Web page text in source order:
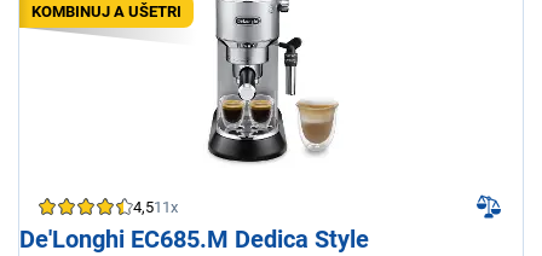
KOMBINUJ A UŠETRI
4,511x
De'Longhi EC685.M Dedica Style